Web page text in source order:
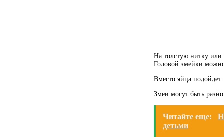
На толстую нитку или
Головой змейки можно
Вместо яйца подойдет
Змеи могут быть
Читайте еще:
детьми